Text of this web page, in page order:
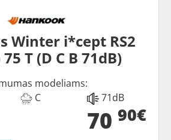
Winter i*cept RS2
T (D C B 71dB)
modeliams:
C 71dB
70 90€